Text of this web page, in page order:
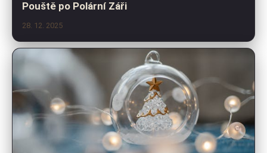
Pouště po Polární Záři
28. 12. 2025